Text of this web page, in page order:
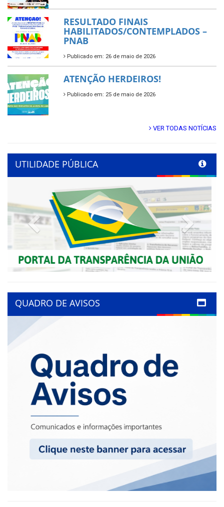
RESULTADO FINAIS
HABILITADOS/CONTEMPLADOS –
PNAB
Publicado em: 26 de maio de 2026
ATENÇÃO HERDEIROS!
Publicado em: 25 de maio de 2026
VER TODAS NOTÍCIAS
UTILIDADE PÚBLICA
Previous Next
QUADRO DE AVISOS